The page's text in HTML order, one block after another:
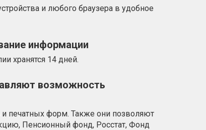
и любого браузера в удобное
информации
хранятся 14 дней.
возможность
печатных форм. Также они позволяют
Пенсионный фонд, Росстат, Фонд